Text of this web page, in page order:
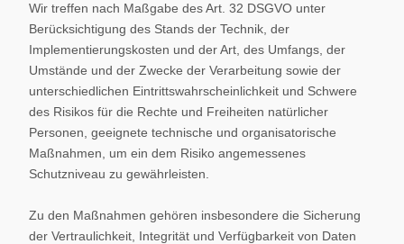
Wir treffen nach Maßgabe des Art. 32 DSGVO unter
Berücksichtigung des Stands der Technik, der
Implementierungskosten und der Art, des Umfangs, der
Umstände und der Zwecke der Verarbeitung sowie der
unterschiedlichen Eintrittswahrscheinlichkeit und Schwere
des Risikos für die Rechte und Freiheiten natürlicher
Personen, geeignete technische und organisatorische
Maßnahmen, um ein dem Risiko angemessenes
Schutzniveau zu gewährleisten.
Zu den Maßnahmen gehören insbesondere die Sicherung
der Vertraulichkeit, Integrität und Verfügbarkeit von Daten